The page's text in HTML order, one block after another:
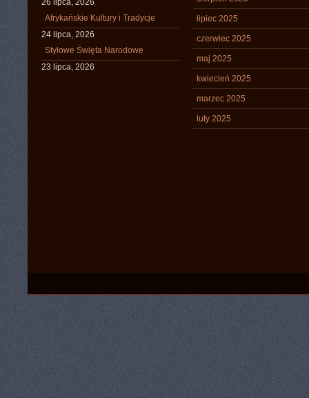
26 lipca, 2026
Afrykańskie Kultury i Tradycje
24 lipca, 2026
Stylowe Święta Narodowe
23 lipca, 2026
lipiec 2025
czerwiec 2025
maj 2025
kwiecień 2025
marzec 2025
luty 2025